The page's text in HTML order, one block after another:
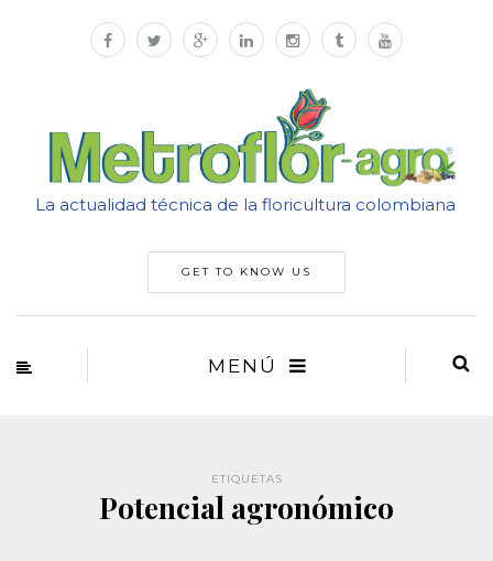
La actualidad técnica de la floricultura colombiana
GET TO KNOW US
MENÚ
ETIQUETAS
Potencial agronómico